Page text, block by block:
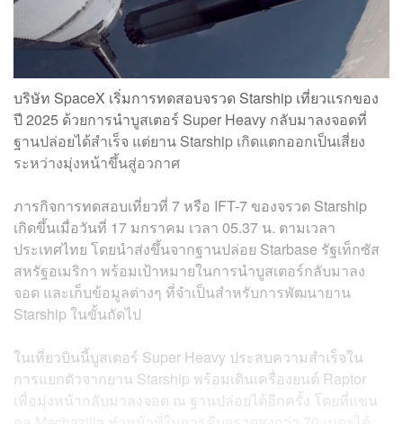
บริษัท SpaceX เริ่มการทดสอบจรวด Starship เที่ยวแรกของ
ปี 2025 ด้วยการนำบูสเตอร์ Super Heavy กลับมาลงจอดที่
ฐานปล่อยได้สำเร็จ แต่ยาน Starship เกิดแตกออกเป็นเสี่ยง
ระหว่างมุ่งหน้าขึ้นสู่อวกาศ
ภารกิจการทดสอบเที่ยวที่ 7 หรือ IFT-7 ของจรวด Starship
เกิดขึ้นเมื่อวันที่ 17 มกราคม เวลา 05.37 น. ตามเวลา
ประเทศไทย โดยนำส่งขึ้นจากฐานปล่อย Starbase รัฐเท็กซัส
สหรัฐอเมริกา พร้อมเป้าหมายในการนำบูสเตอร์กลับมาลง
จอด และเก็บข้อมูลต่างๆ ที่จำเป็นสำหรับการพัฒนายาน
Starship ในขั้นถัดไป
ในเที่ยวบินนี้บูสเตอร์ Super Heavy ประสบความสำเร็จใน
การแยกตัวจากยาน Starship พร้อมเดินเครื่องยนต์ Raptor
เพื่อมุ่งหน้ากลับมาลงจอด ณ ฐานปล่อยได้อีกครั้ง โดยที่แขน